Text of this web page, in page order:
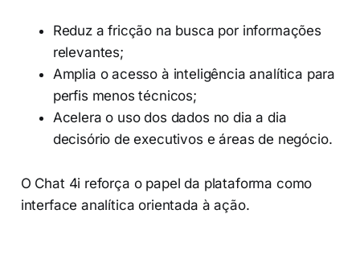
Reduz a fricção na busca por informações
relevantes;
Amplia o acesso à inteligência analítica para
perfis menos técnicos;
Acelera o uso dos dados no dia a dia
decisório de executivos e áreas de negócio.
O Chat 4i reforça o papel da plataforma como
interface analítica orientada à ação.